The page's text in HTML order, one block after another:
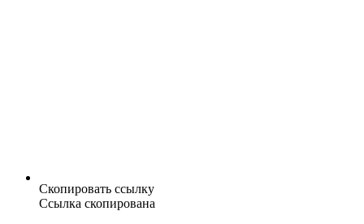
Скопировать ссылку
Ссылка скопирована